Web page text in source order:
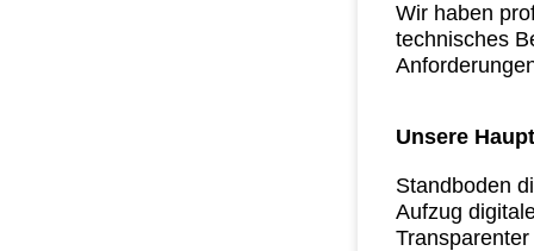
Wir haben
technisches
Unsere
Standboden
Aufzug